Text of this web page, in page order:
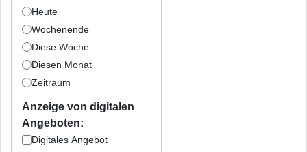
Heute
Wochenende
Diese Woche
Diesen Monat
Zeitraum
Anzeige von digitalen
Angeboten:
Digitales Angebot